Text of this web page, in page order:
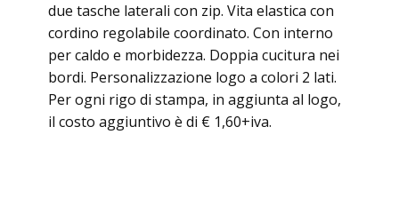
due tasche laterali con zip. Vita elastica con
cordino regolabile coordinato. Con interno
per caldo e morbidezza. Doppia cucitura nei
bordi. Personalizzazione logo a colori 2 lati.
Per ogni rigo di stampa, in aggiunta al logo,
il costo aggiuntivo è di € 1,60+iva.